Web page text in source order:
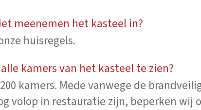
meenemen het kasteel in?
huisregels.
kamers van het kasteel te zien?
kamers. Mede vanwege de
volop in restauratie zijn, beperken wij